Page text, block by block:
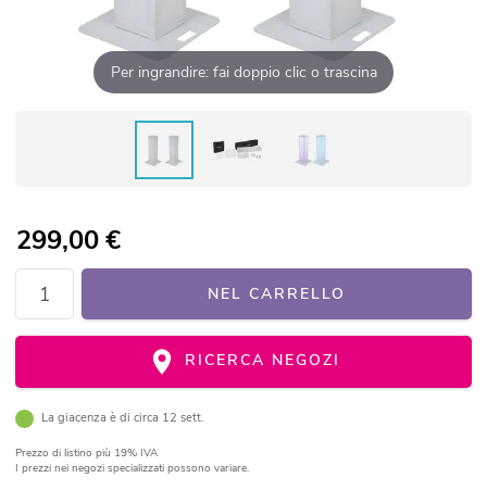
Per ingrandire: fai doppio clic o trascina
299,00€
NEL CARRELLO
RICERCA NEGOZI
La giacenza è di circa 12 sett.
Prezzo di listino più 19% IVA
I prezzi nei negozi specializzati possono variare.